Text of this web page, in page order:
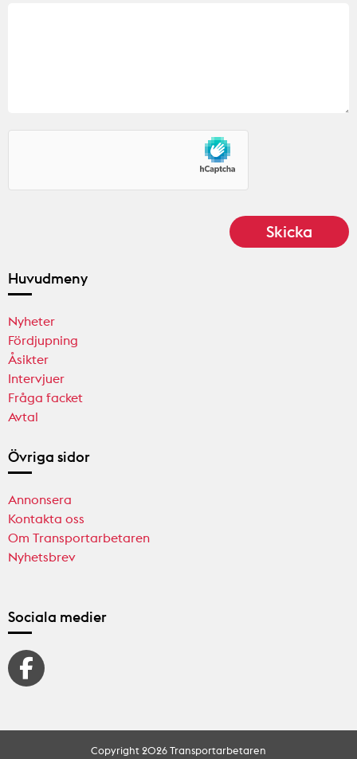
Huvudmeny
Nyheter
Fördjupning
Åsikter
Intervjuer
Fråga facket
Avtal
Övriga sidor
Annonsera
Kontakta oss
Om Transportarbetaren
Nyhetsbrev
Sociala medier
Copyright 2026 Transportarbetaren